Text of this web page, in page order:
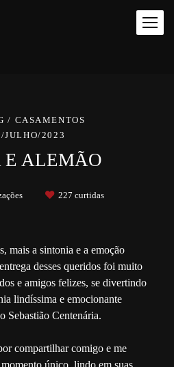
/ CASAMENTOS
JULHO/2023
ALEMÃO
227 curtidas
mais a sintonia e a emoção
desses queridos foi muito
e amigos felizes, se divertindo
lindíssima e emocionante
Sebastião Centenária.
compartilhar comigo e me
único, lindo em suas